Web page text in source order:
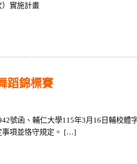
）實施計畫
蹈錦標賽
號函、輔仁大學115年3月16日輔校體
事項並恪守規定。 […]